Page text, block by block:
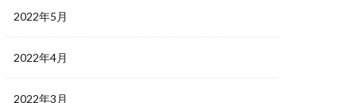
2022年5月
2022年4月
2022年3月